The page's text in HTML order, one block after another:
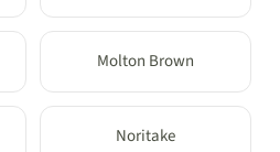
Molton Brown
Noritake